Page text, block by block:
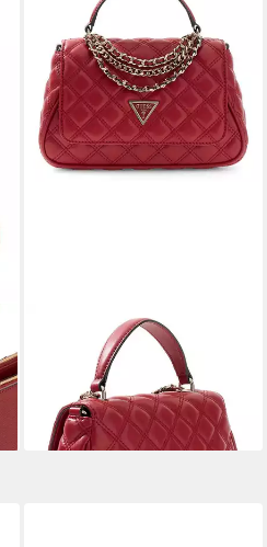
Umhängetasche Top Handle
Flap Bag
145,00 €
lieferbar - in 2-3 Werktagen bei dir